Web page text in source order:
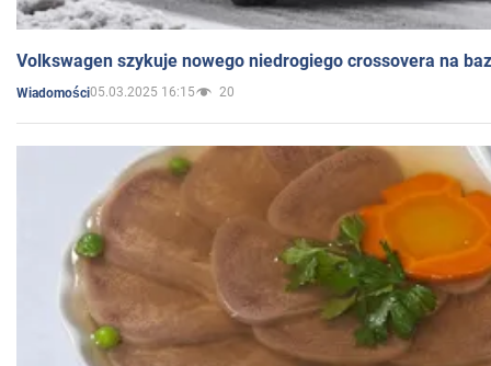
Volkswagen szykuje nowego niedrogiego crossovera na
Wiadomości05.03.2025 16:15 20